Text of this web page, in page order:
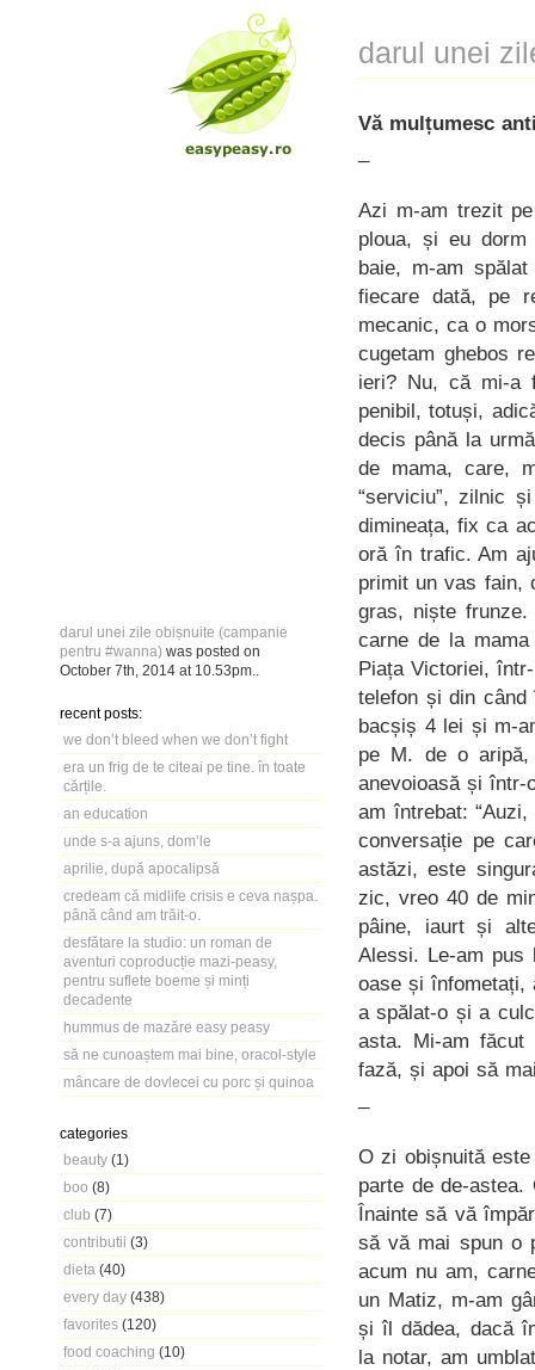
darul unei zile obișnuite (campanie
pentru #wanna) was posted on
October 7th, 2014 at 10.53pm
recent posts:
we don’t bleed when we don’t fight
era un frig de te citeai pe tine. în toate
cărțile.
an education
unde s-a ajuns, dom’le
aprilie, după apocalipsă
credeam că midlife crisis e ceva nașpa.
până când am trăit-o.
desfătare la studio: un roman de
aventuri coproducție mazi-peasy,
pentru suflete boeme și minți
decadente
hummus de mazăre easy peasy
să ne cunoaștem mai bine, oracol-style
mâncare de dovlecei cu porc și quinoa
categories
beauty (1)
boo (8)
club (7)
contributii (3)
dieta (40)
every day (438)
favorites (120)
food coaching (10)
darul unei
Vă mulțumesc
Azi m-am trezit
ploua, și eu
baie, m-am
fiecare dată, pe
mecanic, ca o
cugetam ghebos
ieri? Nu, că mi-a
penibil, totuși,
decis până la
de mama, care,
“serviciu”, zilnic
dimineața, fix ca
oră în trafic. Am
primit un vas fain,
gras, niște
carne de la
Piața Victoriei,
telefon și din
bacșiș 4 lei și m-
pe M. de o
anevoioasă și
am întrebat:
conversație pe
astăzi, este
zic, vreo 40 de
pâine, iaurt și
Alessi. Le-am pus
oase și înfometați,
a spălat-o și a
asta. Mi-am
fază, și apoi să
O zi obișnuită
parte de de-
Înainte să vă
să vă mai spun o
acum nu am,
un Matiz, m-am
și îl dădea, dacă
la notar, am